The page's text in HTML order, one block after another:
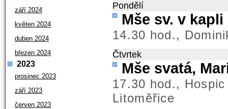
září 2024
květen 2024
duben 2024
březen 2024
2023
prosinec 2023
září 2023
červen 2023
Pondělí
Mše sv. v
14.30 hod.,
Čtvrtek
Mše svatá,
17.30 hod.,
Litoměřice